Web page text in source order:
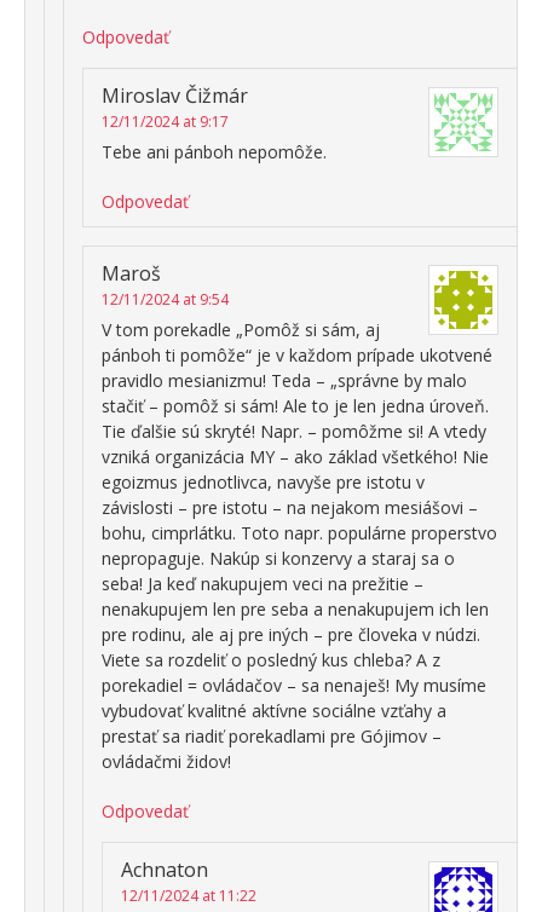
Odpovedať
Miroslav Čižmár
12/11/2024 at 9:17
Tebe ani pánboh nepomôže.
Odpovedať
Maroš
12/11/2024 at 9:54
V tom porekadle „Pomôž si sám, aj
pánboh ti pomôže“ je v každom prípade ukotvené
pravidlo mesianizmu! Teda – „správne by malo
stačiť – pomôž si sám! Ale to je len jedna úroveň.
Tie ďalšie sú skryté! Napr. – pomôžme si! A vtedy
vzniká organizácia MY – ako základ všetkého! Nie
egoizmus jednotlivca, navyše pre istotu v
závislosti – pre istotu – na nejakom mesiášovi –
bohu, cimprlátku. Toto napr. populárne properstvo
nepropaguje. Nakúp si konzervy a staraj sa o
seba! Ja keď nakupujem veci na prežitie –
nenakupujem len pre seba a nenakupujem ich len
pre rodinu, ale aj pre iných – pre človeka v núdzi.
Viete sa rozdeliť o posledný kus chleba? A z
porekadiel = ovládačov – sa nenaješ! My musíme
vybudovať kvalitné aktívne sociálne vzťahy a
prestať sa riadiť porekadlami pre Gójimov –
ovládačmi židov!
Odpovedať
Achnaton
12/11/2024 at 11:22